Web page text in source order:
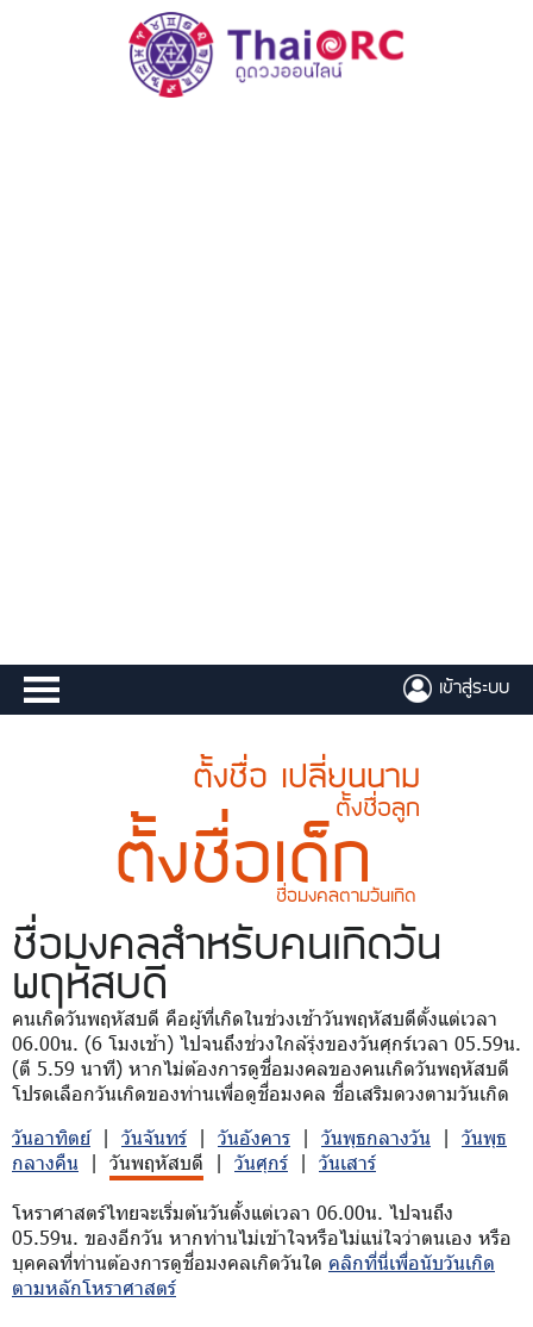
เข้าสู่ระบบ
ตั้งชื่อ เปลี่ยนนาม
ตั้งชื่อลูก
ตั้งชื่อเด็ก
ชื่อมงคลตามวันเกิด
ชื่อมงคลสำหรับคนเกิดวัน
พฤหัสบดี
คนเกิดวันพฤหัสบดี คือผู้ที่เกิดในช่วงเช้าวันพฤหัสบดีตั้งแต่เวลา
06.00น. (6 โมงเช้า) ไปจนถึงช่วงใกล้รุ่งของวันศุกร์เวลา 05.59น.
(ตี 5.59 นาที) หากไม่ต้องการดูชื่อมงคลของคนเกิดวันพฤหัสบดี
โปรดเลือกวันเกิดของท่านเพื่อดูชื่อมงคล ชื่อเสริมดวงตามวันเกิด
วันอาทิตย์| วันจันทร์ | วันอังคาร | วันพุธกลางวัน | วันพุธ
กลางคืน | วันพฤหัสบดี | วันศุกร์ | วันเสาร์
โหราศาสตร์ไทยจะเริ่มต้นวันตั้งแต่เวลา 06.00น. ไปจนถึง
05.59น. ของอีกวัน หากท่านไม่เข้าใจหรือไม่แน่ใจว่าตนเอง หรือ
บุคคลที่ท่านต้องการดูชื่อมงคลเกิดวันใด คลิกที่นี่เพื่อนับวันเกิด
ตามหลักโหราศาสตร์